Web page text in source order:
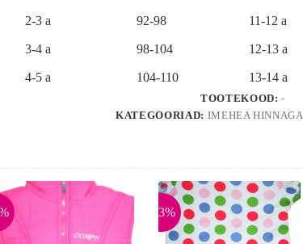
2-3 a 92-98 11-12 a
3-4 a 98-104 12-13 a
4-5 a 104-110 13-14 a
TOOTEKOOD:-
KATEGOORIAD: IMEHEA HINNAGA
-73%